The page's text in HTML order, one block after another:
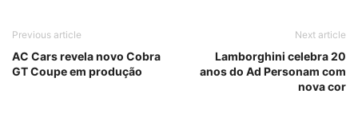
Previous article
AC Cars revela novo Cobra
GT Coupe em produção
Next article
Lamborghini celebra 20
anos do Ad Personam com
nova cor